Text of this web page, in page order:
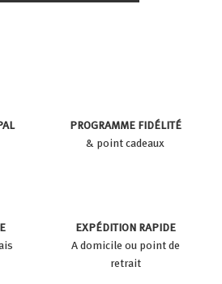
PROGRAMME FIDÉLITÉ
& point cadeaux
EXPÉDITION RAPIDE
A domicile ou point de
retrait